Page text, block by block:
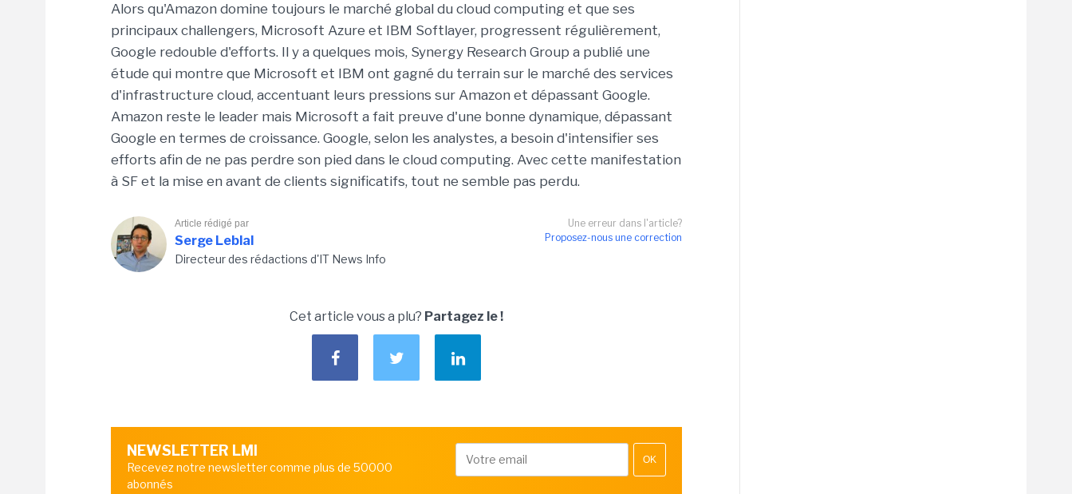
Alors qu'Amazon domine toujours le marché global du cloud computing et que ses
principaux challengers, Microsoft Azure et IBM Softlayer, progressent régulièrement,
Google redouble d'efforts. Il y a quelques mois, Synergy Research Group a publié une
étude qui montre que Microsoft et IBM ont gagné du terrain sur le marché des services
d'infrastructure cloud, accentuant leurs pressions sur Amazon et dépassant Google.
Amazon reste le leader mais Microsoft a fait preuve d'une bonne dynamique, dépassant
Google en termes de croissance. Google, selon les analystes, a besoin d'intensifier ses
efforts afin de ne pas perdre son pied dans le cloud computing. Avec cette manifestation
à SF et la mise en avant de clients significatifs, tout ne semble pas perdu.
Une erreur dans l'article?
Proposez-nous une correction
Article rédigé par
Serge Leblal
Directeur des rédactions d'IT News Info
Cet article vous a plu? Partagez le !
NEWSLETTER LMI
Recevez notre newsletter comme plus de 50000
abonnés
OK